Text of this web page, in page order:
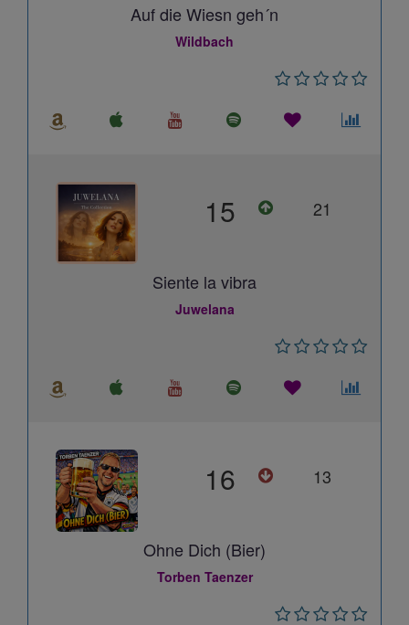
Auf die Wiesn geh´n
Wildbach
15 21
Siente la vibra
Juwelana
16 13
Ohne Dich (Bier)
Torben Taenzer